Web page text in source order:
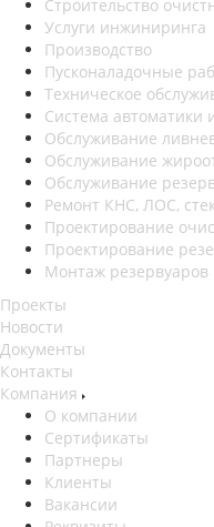
Строительство
Услуги инжиниринга
Производство
Пусконаладочные
Техническое
Система автоматики
Обслуживание
Обслуживание
Обслуживание
Ремонт КНС, ЛОС,
Проектирование
Проектирование
Монтаж резервуаров
Проекты
Новости
Документы
Контакты
Компания
О компании
Сертификаты
Партнеры
Клиенты
Вакансии